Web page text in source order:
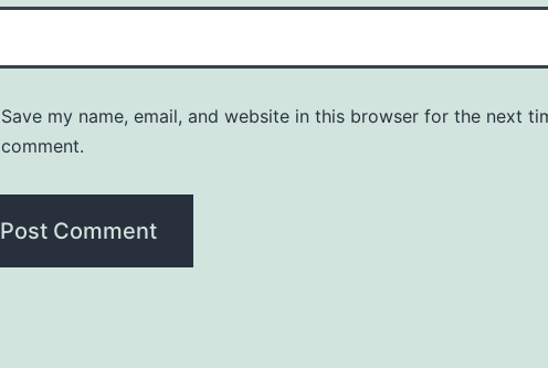
Save my name, email, and website in this browser for the next
comment.